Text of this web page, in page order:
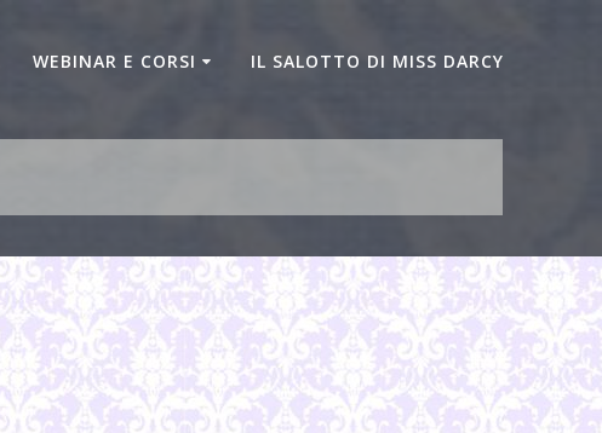
WEBINAR E CORSI IL SALOTTO DI MISS DARCY